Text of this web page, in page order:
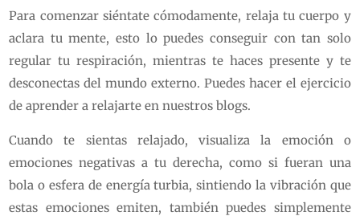
Para comenzar siéntate cómodamente, relaja tu cuerpo y
aclara tu mente, esto lo puedes conseguir con tan solo
regular tu respiración, mientras te haces presente y te
desconectas del mundo externo. Puedes hacer el ejercicio
de aprender a relajarte en nuestros blogs.
Cuando te sientas relajado, visualiza la emoción o
emociones negativas a tu derecha, como si fueran una
bola o esfera de energía turbia, sintiendo la vibración que
estas emociones emiten, también puedes simplemente